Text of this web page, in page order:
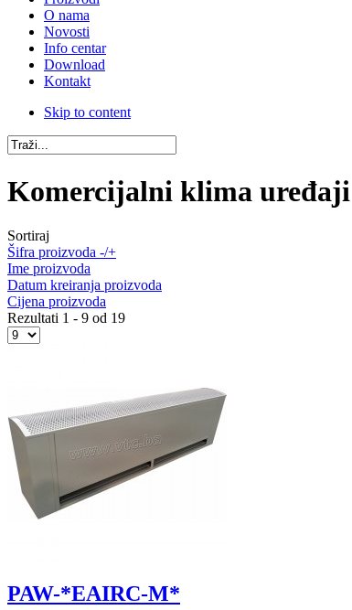
O nama
Novosti
Info centar
Download
Kontakt
Skip to content
Komercijalni klima uređaji
Sortiraj
Šifra proizvoda -/+
Ime proizvoda
Datum kreiranja proizvoda
Cijena proizvoda
Rezultati 1 - 9 od 19
PAW-*EAIRC-M*